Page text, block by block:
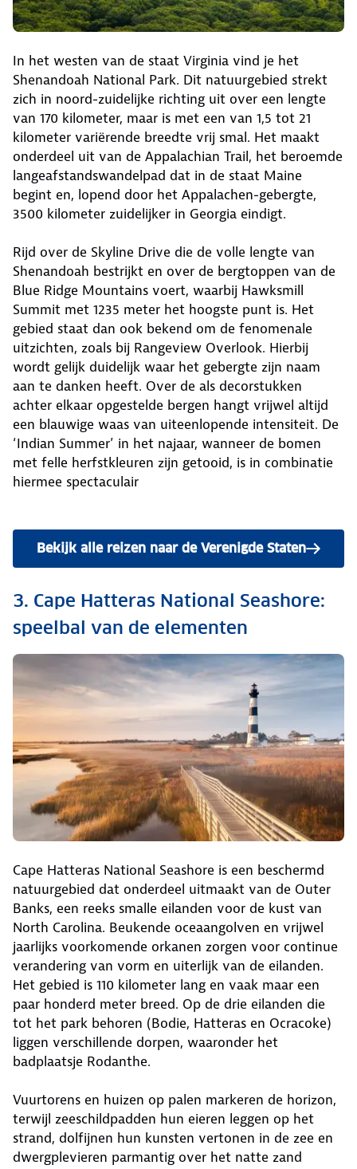
In het westen van de staat Virginia vind je het
Shenandoah National Park. Dit natuurgebied strekt
zich in noord-zuidelijke richting uit over een lengte
van 170 kilometer, maar is met een van 1,5 tot 21
kilometer variërende breedte vrij smal. Het maakt
onderdeel uit van de Appalachian Trail, het beroemde
langeafstandswandelpad dat in de staat Maine
begint en, lopend door het Appalachen-gebergte,
3500 kilometer zuidelijker in Georgia eindigt.
Rijd over de Skyline Drive die de volle lengte van
Shenandoah bestrijkt en over de bergtoppen van de
Blue Ridge Mountains voert, waarbij Hawksmill
Summit met 1235 meter het hoogste punt is. Het
gebied staat dan ook bekend om de fenomenale
uitzichten, zoals bij Rangeview Overlook. Hierbij
wordt gelijk duidelijk waar het gebergte zijn naam
aan te danken heeft. Over de als decorstukken
achter elkaar opgestelde bergen hangt vrijwel altijd
een blauwige waas van uiteenlopende intensiteit. De
‘Indian Summer’ in het najaar, wanneer de bomen
met felle herfstkleuren zijn getooid, is in combinatie
hiermee spectaculair
Bekijk alle reizen naar de Verenigde Staten
3. Cape Hatteras National Seashore:
speelbal van de elementen
Cape Hatteras National Seashore is een beschermd
natuurgebied dat onderdeel uitmaakt van de Outer
Banks, een reeks smalle eilanden voor de kust van
North Carolina. Beukende oceaangolven en vrijwel
jaarlijks voorkomende orkanen zorgen voor continue
verandering van vorm en uiterlijk van de eilanden.
Het gebied is 110 kilometer lang en vaak maar een
paar honderd meter breed. Op de drie eilanden die
tot het park behoren (Bodie, Hatteras en Ocracoke)
liggen verschillende dorpen, waaronder het
badplaatsje Rodanthe.
Vuurtorens en huizen op palen markeren de horizon,
terwijl zeeschildpadden hun eieren leggen op het
strand, dolfijnen hun kunsten vertonen in de zee en
dwergplevieren parmantig over het natte zand